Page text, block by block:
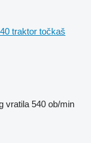
traktor točkaš
vratila 540 ob/min